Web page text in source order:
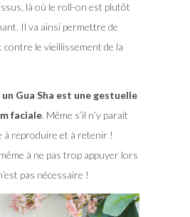
là où le roll-on est plutôt
Il va ainsi permettre de
le vieillissement de la
un Gua Sha est une gestuelle
faciale. Même s’il n’y parait
à reproduire et à retenir !
à ne pas trop appuyer lors
pas nécessaire !